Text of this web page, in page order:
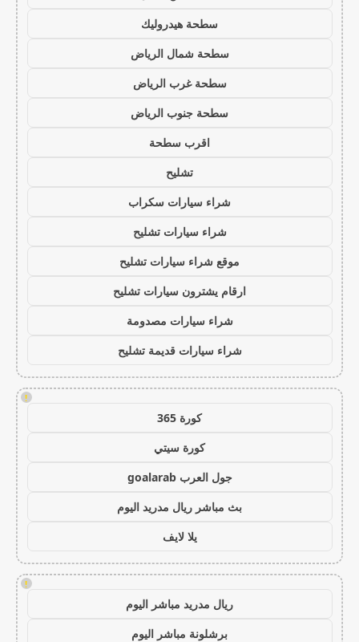
سطحة هيدروليك
سطحة شمال الرياض
سطحة غرب الرياض
سطحة جنوب الرياض
اقرب سطحة
تشليح
شراء سيارات سكراب
شراء سيارات تشليح
موقع شراء سيارات تشليح
ارقام يشترون سيارات تشليح
شراء سيارات مصدومة
شراء سيارات قديمة تشليح
!
كورة 365
كورة سيتي
جول العرب goalarab
بث مباشر ريال مدريد اليوم
يلا لايف
!
ريال مدريد مباشر اليوم
برشلونة مباشر اليوم